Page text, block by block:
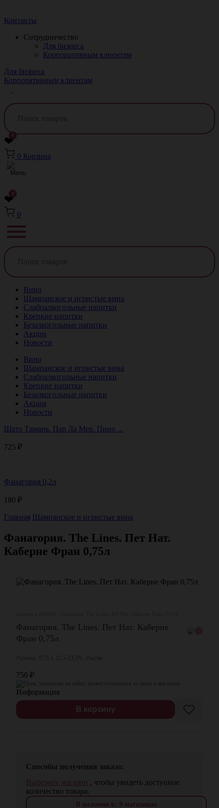
Контакты
Сотрудничество
Для бизнеса
Корпоративным клиентам
Для бизнеса
Корпоративным клиентам
❤0
0 Корзина
❤0
0
Вино
Шампанское и игристые вина
Слабоалкогольные напитки
Крепкие напитки
Безалкогольные напитки
Акции
Новости
Вино
Шампанское и игристые вина
Слабоалкогольные напитки
Крепкие напитки
Безалкогольные напитки
Акции
Новости
Шато Тамань. Пар Ла Мер. Пино ...
725 ₽
Фанагория 0,2л
180 ₽
Главная Шампанское и игристые вина
Фанагория. The Lines. Пет Нат.
Каберне Фран 0,75л
Фанагория. The Lines. Пет Нат. Каберне
Фран 0,75л
750 ₽
В корзину
Способы получения заказа:
Выберите магазин , чтобы увидеть доступное
количество товара.
В наличии в: 9 магазинах